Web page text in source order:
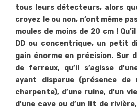
tous leurs détecteurs, alors
croyez le ou non, n’ont même
moules de moins de 20 cm !
DD ou concentrique, un petit
gain énorme en précision. Sur
de ferreux, qu’il s’agisse
ayant disparue (présence de
charpente), d’une ruine, d’un
d’une cave ou d’un lit de